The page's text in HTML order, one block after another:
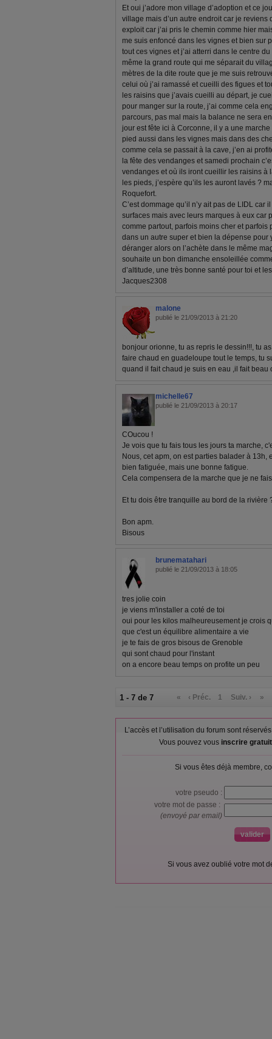
Et oui j’adore mon village d’adoption et ce
village mais d’un autre endroit car je reviens
exploit car j’ai pris le chemin comme hier
me suis enfoncé dans les vignes et bien sur
tout ces vignes et j’ai atterri dans le centre
même la grand route qui me séparait du
mètres de la dite route que je me suis
celui où j’ai ramassé et cueilli des figues et
les raisins que j’avais cueilli au départ, je
pour manger sur la route, j’ai comme cela
parcours, pas mal mais la balance ne sera
jour est fête ici à Corconne, il y a une
pied aussi dans les vignes mais dans des
comme cela se passait à la cave, j’en ai
la fête des vendanges et samedi prochain
vendanges et où ils iront cueillir les raisins à
les pieds, j’espère qu’ils les auront lavés ?
Roquefort.
C’est dommage qu’il n’y ait pas de LIDL car
surfaces mais avec leurs marques à eux car
comme partout, parfois moins cher et parfois
dans un autre super et bien la dépense pour
déranger alors on l’achète dans le même
souhaite un bon dimanche ensoleillée
d’altitude, une très bonne santé pour toi et
Jacques2308
malone
publié le 21/09/2013 à 21:20
bonjour orionne, tu as repris le dessin!!!, tu
faire chaud en guadeloupe tout le temps, tu
quand il fait chaud je suis en eau ,il fait beau
michelle67
publié le 21/09/2013 à 20:17
COucou !
Je vois que tu fais tous les jours ta marche,
Nous, cet apm, on est parties balader à 13h,
bien fatiguée, mais une bonne fatigue.
Cela compensera de la marche que je ne
Et tu dois être tranquille au bord de la rivière
Bon apm.
Bisous
brunematahari
publié le 21/09/2013 à 18:05
tres jolie coin
je viens m'installer a coté de toi
oui pour les kilos malheureusement je crois
que c'est un équilibre alimentaire a vie
je te fais de gros bisous de Grenoble
qui sont chaud pour l'instant
on a encore beau temps on profite un peu
1 - 7 de 7 « ‹ Préc. 1 Suiv. › »
L’accès et l’utilisation du forum sont
Vous pouvez vous inscrire
Si vous êtes déjà membre,
votre pseudo :
votre mot de passe :
(envoyé par email)
Si vous avez oublié votre mot